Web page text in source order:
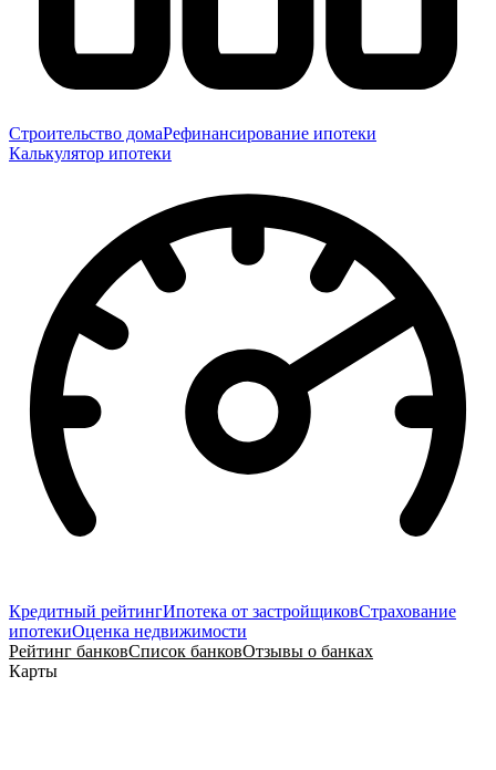
Строительство домаРефинансирование ипотеки
Калькулятор ипотеки
Кредитный рейтингИпотека от застройщиковСтрахование
ипотекиОценка недвижимости
Рейтинг банковСписок банковОтзывы о банках
Карты